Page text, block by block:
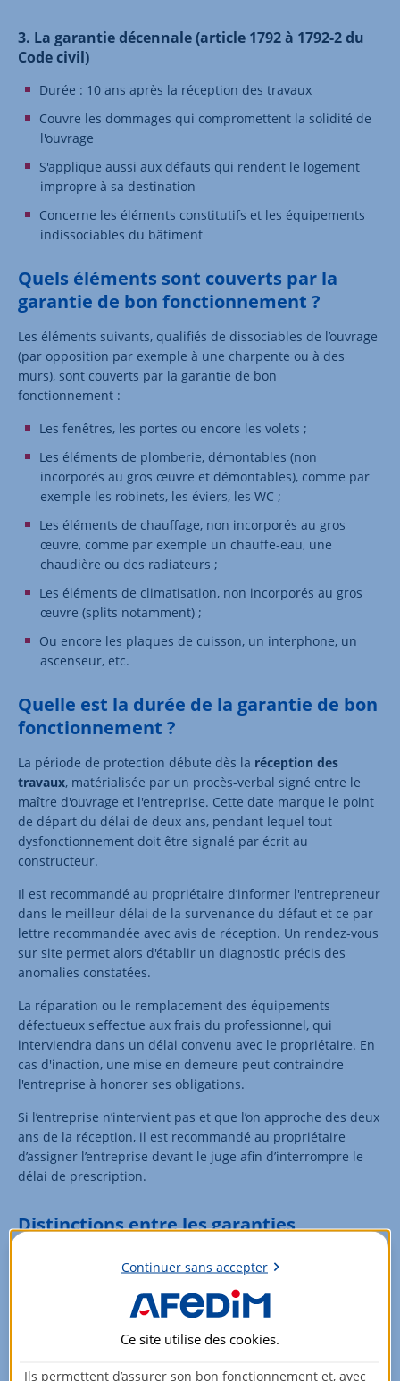
3. La garantie décennale (article 1792 à 1792-2 du
Code civil)
Durée : 10 ans après la réception des travaux
Couvre les dommages qui compromettent la solidité de
l'ouvrage
S'applique aussi aux défauts qui rendent le logement
impropre à sa destination
Concerne les éléments constitutifs et les équipements
indissociables du bâtiment
Quels éléments sont couverts par la
garantie de bon fonctionnement ?
Les éléments suivants, qualifiés de dissociables de l’ouvrage
(par opposition par exemple à une charpente ou à des
murs), sont couverts par la garantie de bon
fonctionnement :
Les fenêtres, les portes ou encore les volets ;
Les éléments de plomberie, démontables (non
incorporés au gros œuvre et démontables), comme par
exemple les robinets, les éviers, les WC ;
Les éléments de chauffage, non incorporés au gros
œuvre, comme par exemple un chauffe-eau, une
chaudière ou des radiateurs ;
Les éléments de climatisation, non incorporés au gros
œuvre (splits notamment) ;
Ou encore les plaques de cuisson, un interphone, un
ascenseur, etc.
Quelle est la durée de la garantie de bon
fonctionnement ?
La période de protection débute dès la réception des
travaux, matérialisée par un procès-verbal signé entre le
maître d'ouvrage et l'entreprise. Cette date marque le point
de départ du délai de deux ans, pendant lequel tout
dysfonctionnement doit être signalé par écrit au
constructeur.
Il est recommandé au propriétaire d’informer l'entrepreneur
dans le meilleur délai de la survenance du défaut et ce par
lettre recommandée avec avis de réception. Un rendez-vous
sur site permet alors d'établir un diagnostic précis des
anomalies constatées.
La réparation ou le remplacement des équipements
défectueux s'effectue aux frais du professionnel, qui
interviendra dans un délai convenu avec le propriétaire. En
cas d'inaction, une mise en demeure peut contraindre
l'entreprise à honorer ses obligations.
Si l’entreprise n’intervient pas et que l’on approche des deux
ans de la réception, il est recommandé au propriétaire
d’assigner l’entreprise devant le juge afin d’interrompre le
délai de prescription.
Distinctions entre les garanties
Les garanties ont des objets différents.
garantie de bon fonctionnementse concentre
uniquement sur les éléments d'équipement dissociables,
contrairement à la décennale qui protège la structure même
Continuer sans accepter
Ce site utilise des cookies.
Ils permettent d’assurer son bon fonctionnement et, avec